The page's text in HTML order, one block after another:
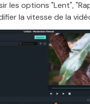
les options "Lent",
la vitesse de la